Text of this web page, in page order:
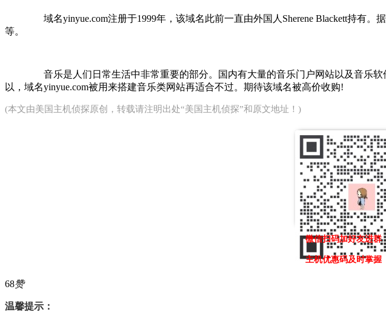
域名yinyue.com注册于1999年，该域名此前一直由外国人Sherene Blackett持有。
等。
音乐是人们日常生活中非常重要的部分。国内有大量的音乐门户网站以及音乐软
以，域名yinyue.com被用来搭建音乐类网站再适合不过。期待该域名被高价收购!
(本文由美国主机侦探原创，转载请注明出处“美国主机侦探”和原文地址！)
微信扫码加好友进群
主机优惠码及时掌握
68赞
温馨提示：